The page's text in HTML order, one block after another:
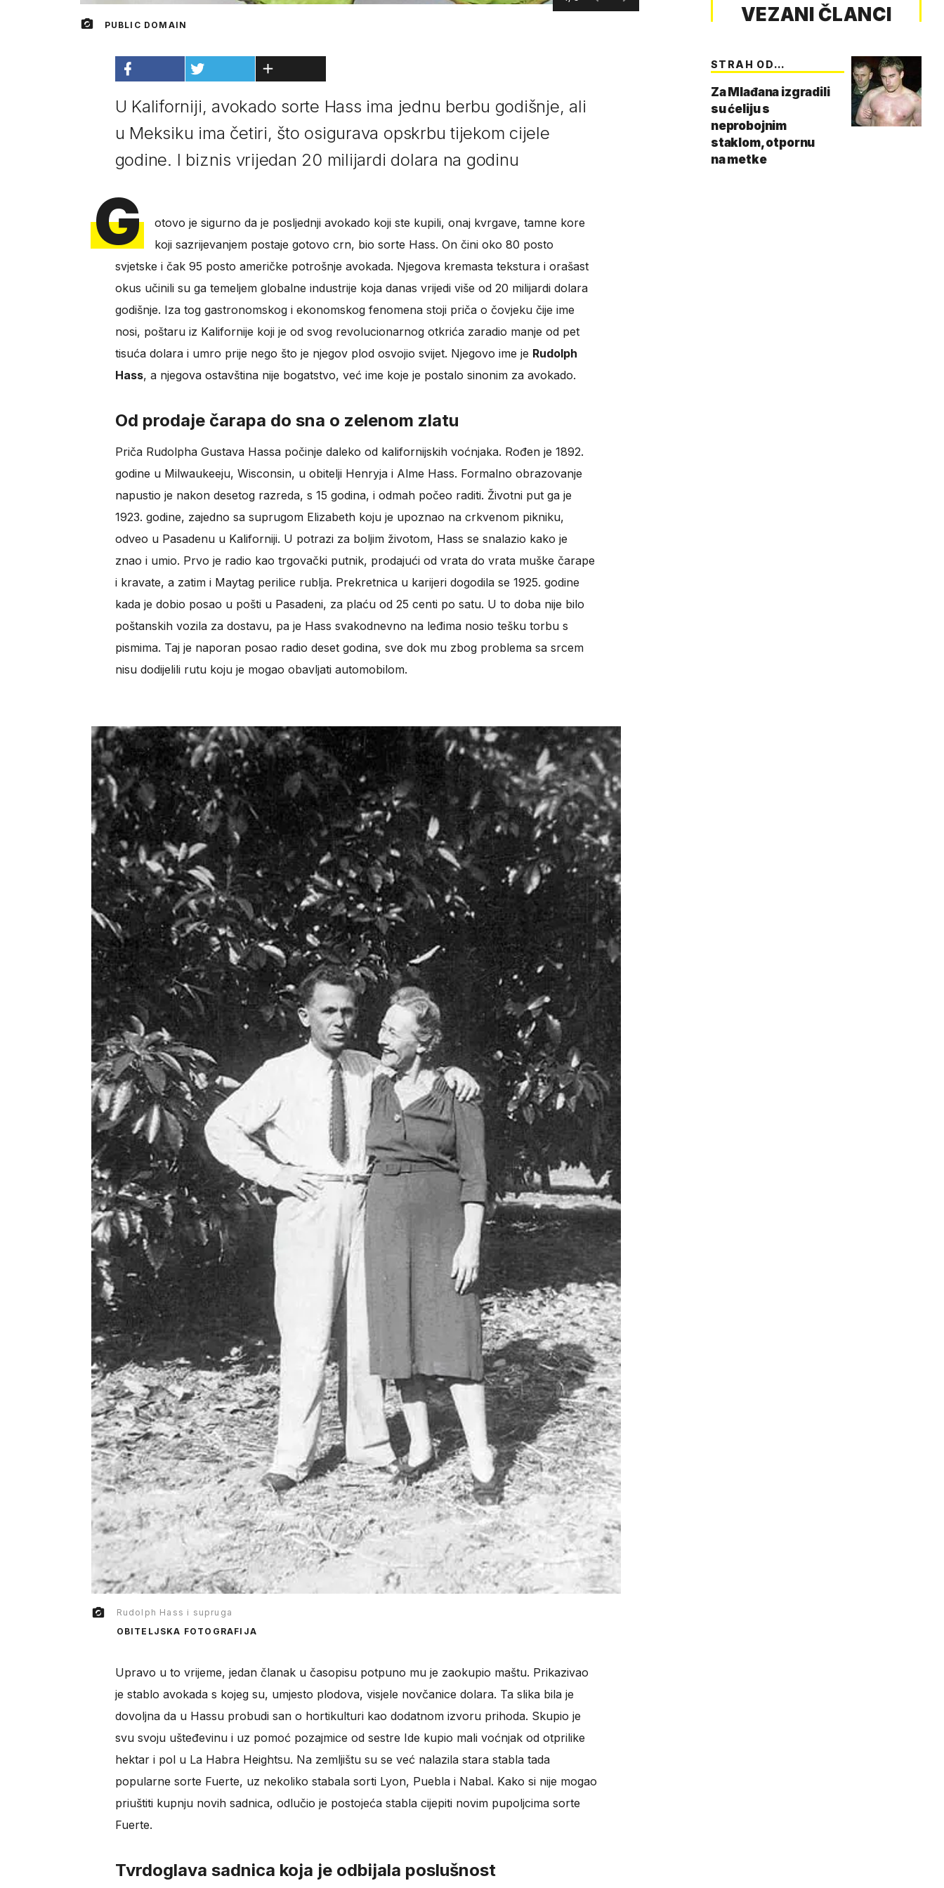
PUBLIC DOMAIN
U Kaliforniji, avokado sorte Hass ima jednu berbu godišnje, ali
u Meksiku ima četiri, što osigurava opskrbu tijekom cijele
godine. I biznis vrijedan 20 milijardi dolara na godinu
G
otovo je sigurno da je posljednji avokado koji ste kupili, onaj kvrgave, tamne kore
koji sazrijevanjem postaje gotovo crn, bio sorte Hass. On čini oko 80 posto
svjetske i čak 95 posto američke potrošnje avokada. Njegova kremasta tekstura i orašast
okus učinili su ga temeljem globalne industrije koja danas vrijedi više od 20 milijardi dolara
godišnje. Iza tog gastronomskog i ekonomskog fenomena stoji priča o čovjeku čije ime
nosi, poštaru iz Kalifornije koji je od svog revolucionarnog otkrića zaradio manje od pet
tisuća dolara i umro prije nego što je njegov plod osvojio svijet. Njegovo ime je Rudolph
Hass, a njegova ostavština nije bogatstvo, već ime koje je postalo sinonim za avokado.
Od prodaje čarapa do sna o zelenom zlatu
Priča Rudolpha Gustava Hassa počinje daleko od kalifornijskih voćnjaka. Rođen je 1892.
godine u Milwaukeeju, Wisconsin, u obitelji Henryja i Alme Hass. Formalno obrazovanje
napustio je nakon desetog razreda, s 15 godina, i odmah počeo raditi. Životni put ga je
1923. godine, zajedno sa suprugom Elizabeth koju je upoznao na crkvenom pikniku,
odveo u Pasadenu u Kaliforniji. U potrazi za boljim životom, Hass se snalazio kako je
znao i umio. Prvo je radio kao trgovački putnik, prodajući od vrata do vrata muške čarape
i kravate, a zatim i Maytag perilice rublja. Prekretnica u karijeri dogodila se 1925. godine
kada je dobio posao u pošti u Pasadeni, za plaću od 25 centi po satu. U to doba nije bilo
poštanskih vozila za dostavu, pa je Hass svakodnevno na leđima nosio tešku torbu s
pismima. Taj je naporan posao radio deset godina, sve dok mu zbog problema sa srcem
nisu dodijelili rutu koju je mogao obavljati automobilom.
Rudolph Hass i supruga
OBITELJSKA FOTOGRAFIJA
Upravo u to vrijeme, jedan članak u časopisu potpuno mu je zaokupio maštu. Prikazivao
je stablo avokada s kojeg su, umjesto plodova, visjele novčanice dolara. Ta slika bila je
dovoljna da u Hassu probudi san o hortikulturi kao dodatnom izvoru prihoda. Skupio je
svu svoju ušteđevinu i uz pomoć pozajmice od sestre Ide kupio mali voćnjak od otprilike
hektar i pol u La Habra Heightsu. Na zemljištu su se već nalazila stara stabla tada
popularne sorte Fuerte, uz nekoliko stabala sorti Lyon, Puebla i Nabal. Kako si nije mogao
priuštiti kupnju novih sadnica, odlučio je postojeća stabla cijepiti novim pupoljcima sorte
Fuerte.
Tvrdoglava sadnica koja je odbijala poslušnost
VEZANI ČLANCI
STRAH OD
Za Mlađana izgradili
su ćeliju s
neprobojnim
staklom, otpornu
na metke